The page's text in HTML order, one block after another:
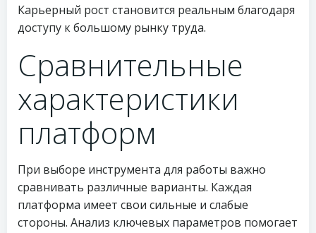
Карьерный рост становится реальным благодаря
доступу к большому рынку труда.
Сравнительные
характеристики
платформ
При выборе инструмента для работы важно
сравнивать различные варианты. Каждая
платформа имеет свои сильные и слабые
стороны. Анализ ключевых параметров помогает